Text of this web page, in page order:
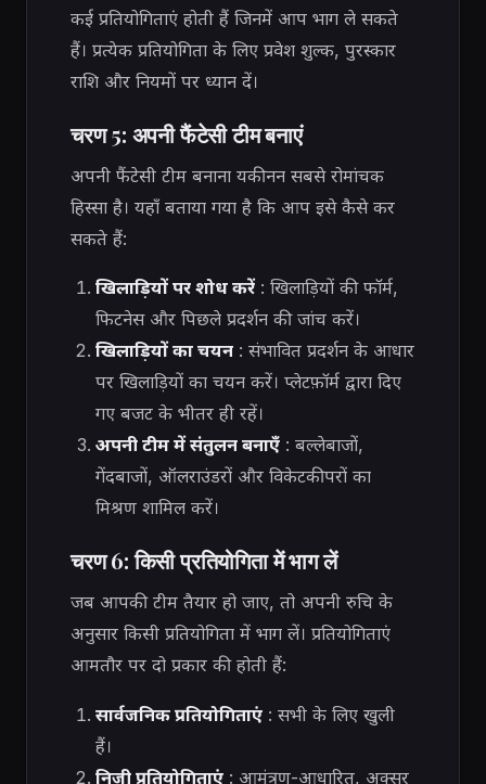
कई प्रतियोगिताएं होती हैं जिनमें आप भाग ले सकते
हैं। प्रत्येक प्रतियोगिता के लिए प्रवेश शुल्क, पुरस्कार
राशि और नियमों पर ध्यान दें।
चरण 5: अपनी फैंटेसी टीम बनाएं
अपनी फैंटेसी टीम बनाना यकीनन सबसे रोमांचक
हिस्सा है। यहाँ बताया गया है कि आप इसे कैसे कर
सकते हैं:
खिलाड़ियों पर शोध करें: खिलाड़ियों की फॉर्म,
फिटनेस और पिछले प्रदर्शन की जांच करें।
खिलाड़ियों का चयन: संभावित प्रदर्शन के आधार
पर खिलाड़ियों का चयन करें। प्लेटफ़ॉर्म द्वारा दिए
गए बजट के भीतर ही रहें।
अपनी टीम में संतुलन बनाएँ: बल्लेबाजों,
गेंदबाजों, ऑलराउंडरों और विकेटकीपरों का
मिश्रण शामिल करें।
चरण 6: किसी प्रतियोगिता में भाग लें
जब आपकी टीम तैयार हो जाए, तो अपनी रुचि के
अनुसार किसी प्रतियोगिता में भाग लें। प्रतियोगिताएं
आमतौर पर दो प्रकार की होती हैं:
सार्वजनिक प्रतियोगिताएं: सभी के लिए खुली
हैं।
निजी प्रतियोगिताएं: आमंत्रण-आधारित, अक्सर